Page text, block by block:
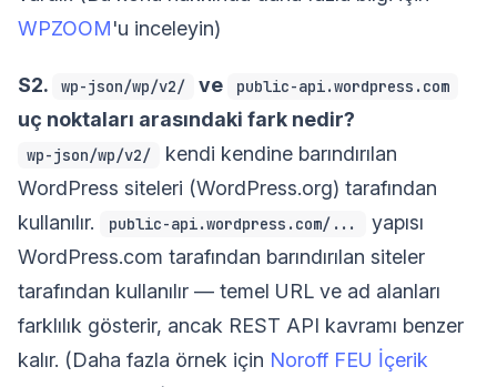
WPZOOM'u inceleyin)
S2. wp-json/wp/v2/ ve public-api.wordpress.com
uç noktaları arasındaki fark nedir?
wp-json/wp/v2/
kendi kendine barındırılan
WordPress siteleri (WordPress.org) tarafından
kullanılır.
public-api.wordpress.com/...
yapısı
WordPress.com tarafından barındırılan siteler
tarafından kullanılır — temel URL ve ad alanları
farklılık gösterir, ancak REST API kavramı benzer
kalır. (Daha fazla örnek için Noroff FEU İçerik